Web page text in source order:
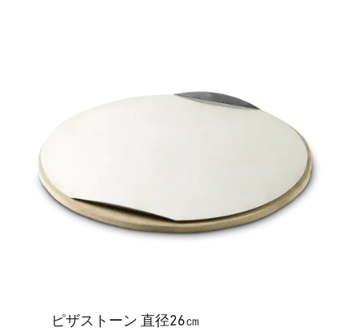
ピザストーン 直径26㎝